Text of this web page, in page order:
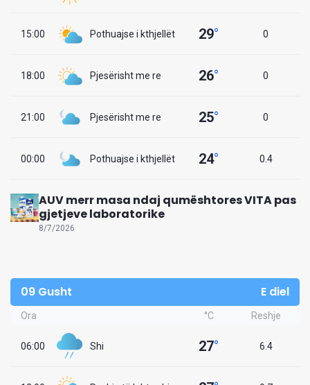
15:00 Pothuajse i kthjellët 29° 0
18:00 Pjesërisht me re 26° 0
21:00 Pjesërisht me re 25° 0
00:00 Pothuajse i kthjellët 24° 0.4
AUV merr masa ndaj qumështores VITA pas
gjetjeve laboratorike
8/7/2026
09 Gusht E diel
Ora °C Reshje
06:00 Shi 27° 6.4